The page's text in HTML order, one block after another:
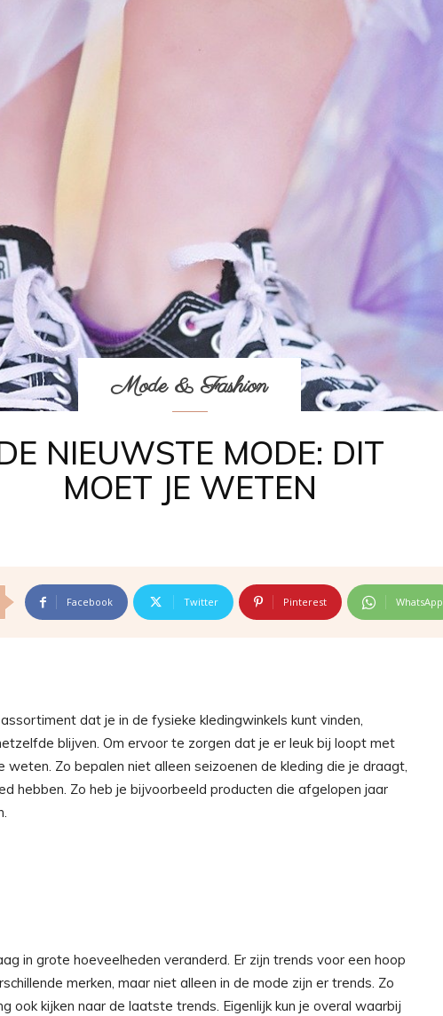
Mode & Fashion
NIEUWSTE MODE: DIT
MOET JE WETEN
Facebook Twitter Pinterest WhatsApp
dat je in de fysieke kledingwinkels kunt vinden,
blijven. Om ervoor te zorgen dat je er leuk bij loopt met
Zo bepalen niet alleen seizoenen de kleding die je draagt,
hebben. Zo heb je bijvoorbeeld producten die afgelopen jaar
in grote hoeveelheden veranderd. Er zijn trends voor een hoop
merken, maar niet alleen in de mode zijn er trends. Zo
ook kijken naar de laatste trends. Eigenlijk kun je overal waarbij